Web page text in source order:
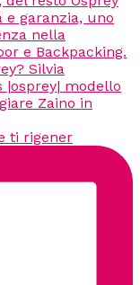
ti rigener